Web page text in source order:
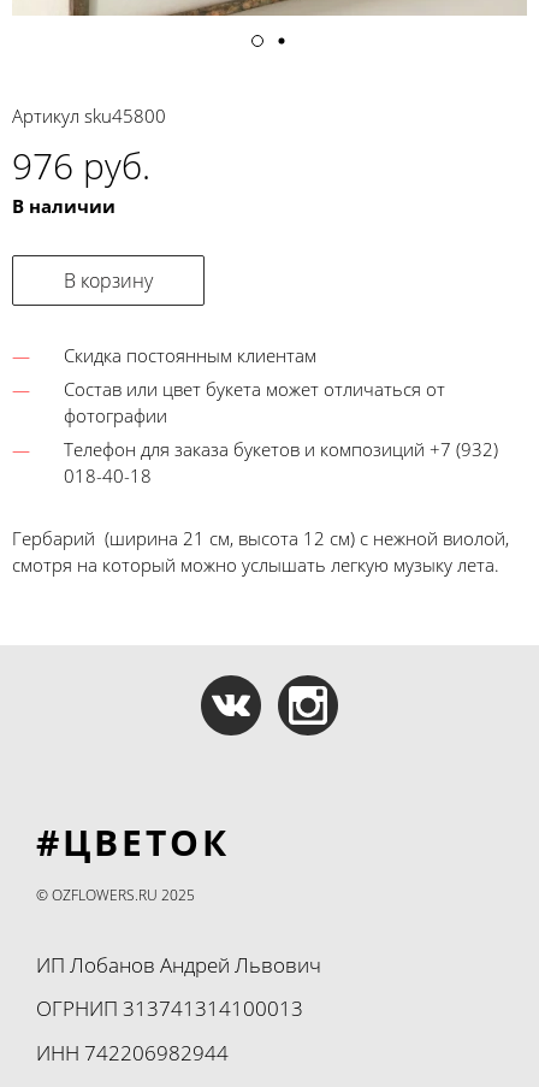
Артикул sku45800
976 руб.
В наличии
В корзину
Скидка постоянным клиентам
Состав или цвет букета может отличаться от
фотографии
Телефон для заказа букетов и композиций +7 (932)
018-40-18
Гербарий (ширина 21 см, высота 12 см) с нежной виолой,
смотря на который можно услышать легкую музыку лета.
#ЦВЕТОК
© OZFLOWERS.RU 2025
ИП Лобанов Андрей Львович
ОГРНИП 313741314100013
ИНН 742206982944